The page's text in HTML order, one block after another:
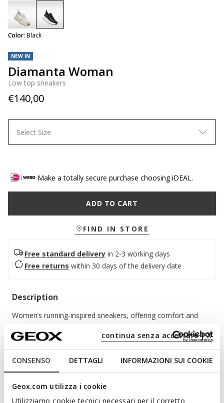
CONSENSO DETTAGLI INFORMAZIONI SUI COOKIE
Geox.com utilizza i cookie
Utilizziamo cookie tecnici necessari per il corretto
continua senza accettare | X
NEW IN
Diamanta Woman
Low top sneakers
€140,00
Color: Black
Select Size
Make a totally secure purchase choosing iDEAL.
ADD TO CART
FIND IN STORE
Free standard delivery in 2-3 working days
Free returns within 30 days of the delivery date
Description
Women’s running-inspired sneakers, offering comfort and
breathability. Crafted from nappa leather and suede, they are
presented here in a bold black version. Featuring a chunky
outsole, Diamanta completes everyday outfits with an active
yet feminine touch.
ITEM CODE:D66UFA08522C9999